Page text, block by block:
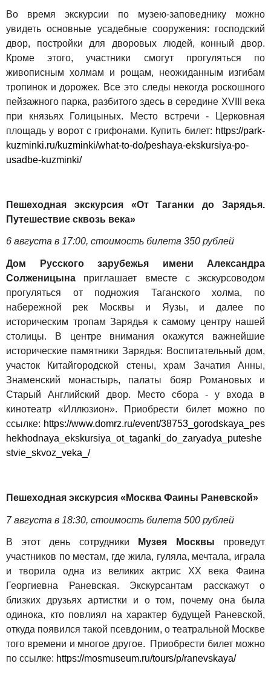
Во время экскурсии по музею-заповеднику можно
увидеть основные усадебные сооружения: господский
двор, постройки для дворовых людей, конный двор.
Кроме этого, участники смогут прогуляться по
живописным холмам и рощам, неожиданным изгибам
тропинок и дорожек. Все это следы некогда роскошного
пейзажного парка, разбитого здесь в середине XVIII века
при князьях Голицыных. Место встречи - Церковная
площадь у ворот с грифонами. Купить билет: https://park-
kuzminki.ru/kuzminki/what-to-do/peshaya-ekskursiya-po-
usadbe-kuzminki/
Пешеходная экскурсия «От Таганки до Зарядья.
Путешествие сквозь века»
6 августа в 17:00, стоимость билета 350 рублей
Дом Русского зарубежья имени Александра
Солженицына приглашает вместе с экскурсоводом
прогуляться от подножия Таганского холма, по
набережной рек Москвы и Яузы, и далее по
историческим тропам Зарядья к самому центру нашей
столицы. В центре внимания окажутся важнейшие
исторические памятники Зарядья: Воспитательный дом,
участок Китайгородской стены, храм Зачатия Анны,
Знаменский монастырь, палаты бояр Романовых и
Старый Английский двор. Место сбора - у входа в
кинотеатр «Иллюзион». Приобрести билет можно по
ссылке: https://www.domrz.ru/event/38753_gorodskaya_pes
hekhodnaya_ekskursiya_ot_taganki_do_zaryadya_puteshe
stvie_skvoz_veka_/
Пешеходная экскурсия «Москва Фаины Раневской»
7 августа в 18:30, стоимость билета 500 рублей
В этот день сотрудники Музея Москвы проведут
участников по местам, где жила, гуляла, мечтала, играла
и творила одна из великих актрис XX века Фаина
Георгиевна Раневская. Экскурсантам расскажут о
близких друзьях артистки и о том, почему она была
одинока, кто повлиял на характер будущей Раневской,
откуда появился такой псевдоним, о театральной Москве
того времени и многое другое. Приобрести билет можно
по ссылке: https://mosmuseum.ru/tours/p/ranevskaya/